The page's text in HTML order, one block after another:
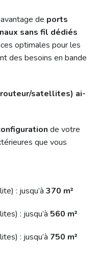
de ports
sans fil dédiés
optimales pour les
des besoins en bande
satellites) ai-
de votre
que vous
: jusqu’à 370 m²
: jusqu’à 560 m²
: jusqu’à 750 m²